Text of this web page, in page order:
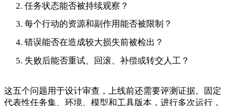
任务状态能否被持续观察？
每个行动的资源和副作用能否被限制？
错误能否在造成较大损失前被检出？
失败后能否重试、回滚、补偿或转交人工？
这五个问题用于设计审查，上线前还需要评测证据。固定
代表性任务集、环境、模型和工具版本，进行多次运行，